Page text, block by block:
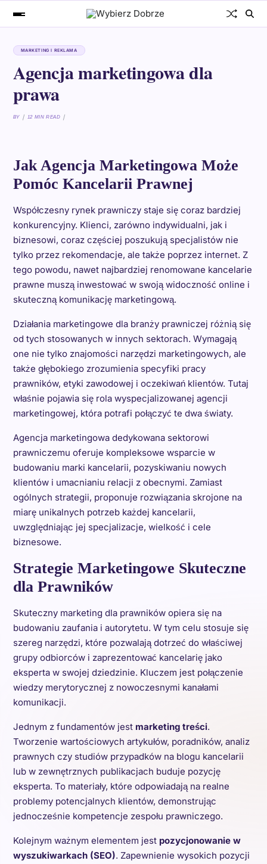
MARKETING I REKLAMA
Agencja marketingowa dla
prawa
BY 12 MIN READ
Jak Agencja Marketingowa Może
Pomóc Kancelarii Prawnej
Współczesny rynek prawniczy staje się coraz bardziej
konkurencyjny. Klienci, zarówno indywidualni, jak i
biznesowi, coraz częściej poszukują specjalistów nie
tylko przez rekomendacje, ale także poprzez internet. Z
tego powodu, nawet najbardziej renomowane kancelarie
prawne muszą inwestować w swoją widoczność online i
skuteczną komunikację marketingową.
Działania marketingowe dla branży prawniczej różnią się
od tych stosowanych w innych sektorach. Wymagają
one nie tylko znajomości narzędzi marketingowych, ale
także głębokiego zrozumienia specyfiki pracy
prawników, etyki zawodowej i oczekiwań klientów. Tutaj
właśnie pojawia się rola wyspecjalizowanej agencji
marketingowej, która potrafi połączyć te dwa światy.
Agencja marketingowa dedykowana sektorowi
prawniczemu oferuje kompleksowe wsparcie w
budowaniu marki kancelarii, pozyskiwaniu nowych
klientów i umacnianiu relacji z obecnymi. Zamiast
ogólnych strategii, proponuje rozwiązania skrojone na
miarę unikalnych potrzeb każdej kancelarii,
uwzględniając jej specjalizacje, wielkość i cele
biznesowe.
Strategie Marketingowe Skuteczne
dla Prawników
Skuteczny marketing dla prawników opiera się na
budowaniu zaufania i autorytetu. W tym celu stosuje się
szereg narzędzi, które pozwalają dotrzeć do właściwej
grupy odbiorców i zaprezentować kancelarię jako
eksperta w swojej dziedzinie. Kluczem jest połączenie
wiedzy merytorycznej z nowoczesnymi kanałami
komunikacji.
Jednym z fundamentów jest marketing treści.
Tworzenie wartościowych artykułów, poradników, analiz
prawnych czy studiów przypadków na blogu kancelarii
lub w zewnętrznych publikacjach buduje pozycję
eksperta. To materiały, które odpowiadają na realne
problemy potencjalnych klientów, demonstrując
jednocześnie kompetencje zespołu prawniczego.
Kolejnym ważnym elementem jest pozycjonowanie w
wyszukiwarkach (SEO). Zapewnienie wysokich pozycji